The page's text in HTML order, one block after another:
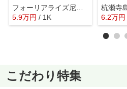
フォーリアライズ尼崎エラン
5.9万円 / 1K
6.2万円
こだわり特集